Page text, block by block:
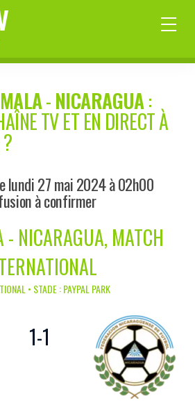
-NICARAGUA:
TV ET EN DIRECT À
lundi 27 mai 2024 à 02h00
à confirmer
- NICARAGUA, MATCH
• STADE : PAYPAL PARK
1-1